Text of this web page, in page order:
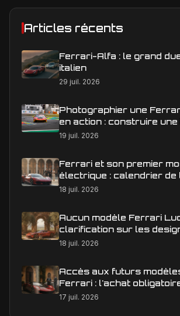
Articles récents
Ferrari-Alfa : le grand
italien
29 juil. 2026
Photographier une
en action : construire une
éditoriale qui raconte la
19 juil. 2026
Ferrari et son premier
électrique : calendrier de
en Europe
18 juil. 2026
Aucun modèle Ferrari
clarification sur les
18 juil. 2026
Accès aux futurs
Ferrari : l'achat
est-il une réalité ?
17 juil. 2026